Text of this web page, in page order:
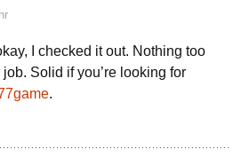
I checked it out. Nothing too
Solid if you’re looking for
.